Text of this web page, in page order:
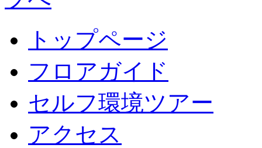
トップページ
フロアガイド
セルフ環境ツアー
アクセス